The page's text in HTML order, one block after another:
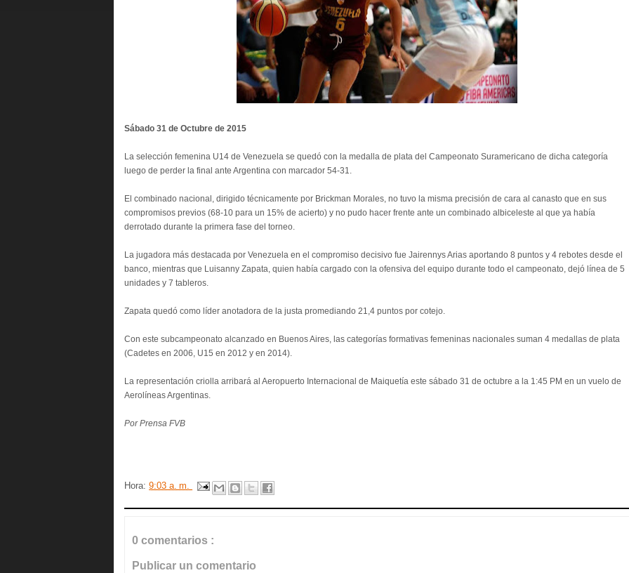
Sábado 31 de Octubre de 2015
La selección femenina U14 de Venezuela se quedó con la medalla de plata del Campeonato Suramericano de dicha categoría
luego de perder la final ante Argentina con marcador 54-31.
El combinado nacional, dirigido técnicamente por Brickman Morales, no tuvo la misma precisión de cara al canasto que en sus
compromisos previos (68-10 para un 15% de acierto) y no pudo hacer frente ante un combinado albiceleste al que ya había
derrotado durante la primera fase del torneo.
La jugadora más destacada por Venezuela en el compromiso decisivo fue Jairennys Arias aportando 8 puntos y 4 rebotes desde el
banco, mientras que Luisanny Zapata, quien había cargado con la ofensiva del equipo durante todo el campeonato, dejó línea de 5
unidades y 7 tableros.
Zapata quedó como líder anotadora de la justa promediando 21,4 puntos por cotejo.
Con este subcampeonato alcanzado en Buenos Aires, las categorías formativas femeninas nacionales suman 4 medallas de plata
(Cadetes en 2006, U15 en 2012 y en 2014).
La representación criolla arribará al Aeropuerto Internacional de Maiquetía este sábado 31 de octubre a la 1:45 PM en un vuelo de
Aerolíneas Argentinas.
Por Prensa FVB
Hora: 9:03 a. m.
0 comentarios :
Publicar un comentario